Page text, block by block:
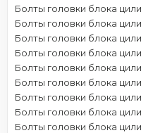
Болты головки блока
Болты головки блока
Болты головки блока
Болты головки блока
Болты головки блока
Болты головки блока
Болты головки блока
Болты головки блока
Болты головки блока